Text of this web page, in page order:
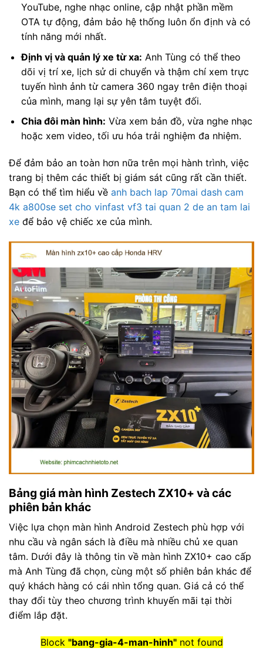
YouTube, nghe nhạc online, cập nhật phần mềm
OTA tự động, đảm bảo hệ thống luôn ổn định và có
tính năng mới nhất.
Định vị và quản lý xe từ xa: Anh Tùng có thể theo
dõi vị trí xe, lịch sử di chuyển và thậm chí xem trực
tuyến hình ảnh từ camera 360 ngay trên điện thoại
của mình, mang lại sự yên tâm tuyệt đối.
Chia đôi màn hình: Vừa xem bản đồ, vừa nghe nhạc
hoặc xem video, tối ưu hóa trải nghiệm đa nhiệm.
Để đảm bảo an toàn hơn nữa trên mọi hành trình, việc
trang bị thêm các thiết bị giám sát cũng rất cần thiết.
Bạn có thể tìm hiểu về anh bach lap 70mai dash cam
4k a800se set cho vinfast vf3 tai quan 2 de an tam lai
xe để bảo vệ chiếc xe của mình.
Bảng giá màn hình Zestech ZX10+ và các
phiên bản khác
Việc lựa chọn màn hình Android Zestech phù hợp với
nhu cầu và ngân sách là điều mà nhiều chủ xe quan
tâm. Dưới đây là thông tin về màn hình ZX10+ cao cấp
mà Anh Tùng đã chọn, cùng một số phiên bản khác để
quý khách hàng có cái nhìn tổng quan. Giá cả có thể
thay đổi tùy theo chương trình khuyến mãi tại thời
điểm lắp đặt.
Block "bang-gia-4-man-hinh"not found